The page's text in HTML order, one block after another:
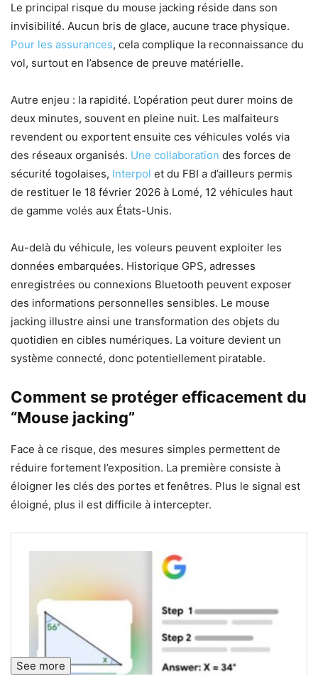
Le principal risque du mouse jacking réside dans son
invisibilité. Aucun bris de glace, aucune trace physique.
Pour les assurances, cela complique la reconnaissance du
vol, surtout en l’absence de preuve matérielle.
Autre enjeu : la rapidité. L’opération peut durer moins de
deux minutes, souvent en pleine nuit. Les malfaiteurs
revendent ou exportent ensuite ces véhicules volés via
des réseaux organisés. Une collaboration des forces de
sécurité togolaises, Interpol et du FBI a d’ailleurs permis
de restituer le 18 février 2026 à Lomé, 12 véhicules haut
de gamme volés aux États-Unis.
Au-delà du véhicule, les voleurs peuvent exploiter les
données embarquées. Historique GPS, adresses
enregistrées ou connexions Bluetooth peuvent exposer
des informations personnelles sensibles. Le mouse
jacking illustre ainsi une transformation des objets du
quotidien en cibles numériques. La voiture devient un
système connecté, donc potentiellement piratable.
Comment se protéger efficacement du
“Mouse jacking”
Face à ce risque, des mesures simples permettent de
réduire fortement l’exposition. La première consiste à
éloigner les clés des portes et fenêtres. Plus le signal est
éloigné, plus il est difficile à intercepter.
See more